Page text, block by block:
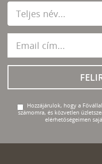
Hozzájárulok, hogy a
számomra, és közvetlen
elérhetőségeimen